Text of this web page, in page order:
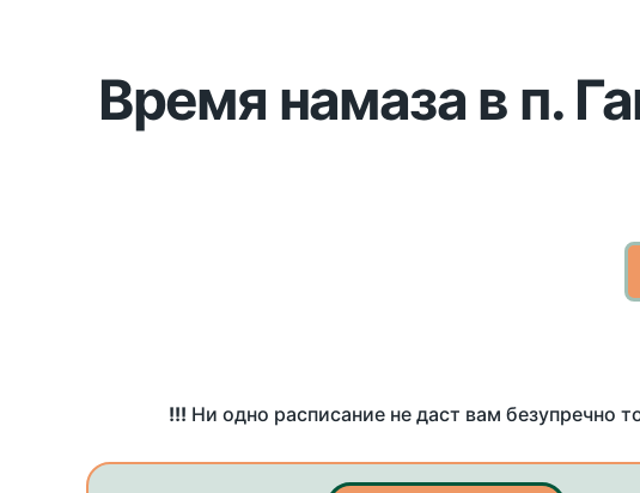
Время намаза в п.
!!! Ни одно расписание не даст вам безупречно